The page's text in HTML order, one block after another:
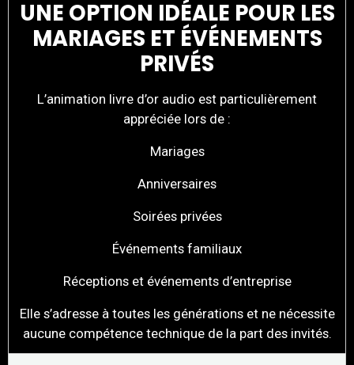
UNE OPTION IDÉALE POUR LES
MARIAGES ET ÉVÉNEMENTS
PRIVÉS
L’animation livre d’or audio est particulièrement
appréciée lors de :
Mariages
Anniversaires
Soirées privées
Événements familiaux
Réceptions et événements d’entreprise
Elle s’adresse à toutes les générations et ne nécessite
aucune compétence technique de la part des invités.